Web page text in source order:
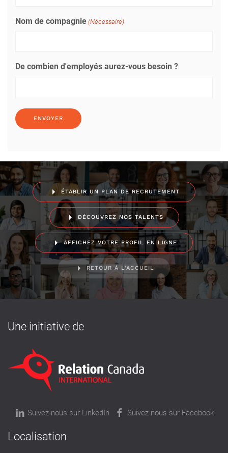
Nom de compagnie (Nécessaire)
De combien d'employés aurez-vous besoin ?
ÉTABLIR UN PLAN DE RECRUTEMENT
DÉCOUVREZ NOS TALENTS
AFFICHEZ VOTRE PROFIL EN LIGNE
RETOUR À L'ACCUEIL
Une initiative de
Suivez-nous sur LinkedIn Suivez-nous sur Facebook
Localisation